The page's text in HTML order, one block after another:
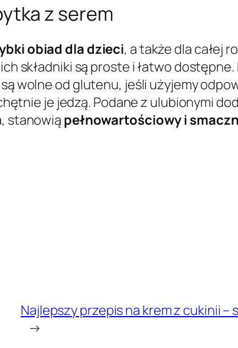
z serem
obiad dla dzieci, a także dla całej
składniki są proste i łatwo dostępne.
wolne od glutenu, jeśli użyjemy
je jedzą. Podane z ulubionymi
stanowią pełnowartościowy i
Najlepszy przepis na krem z cukinii –
→